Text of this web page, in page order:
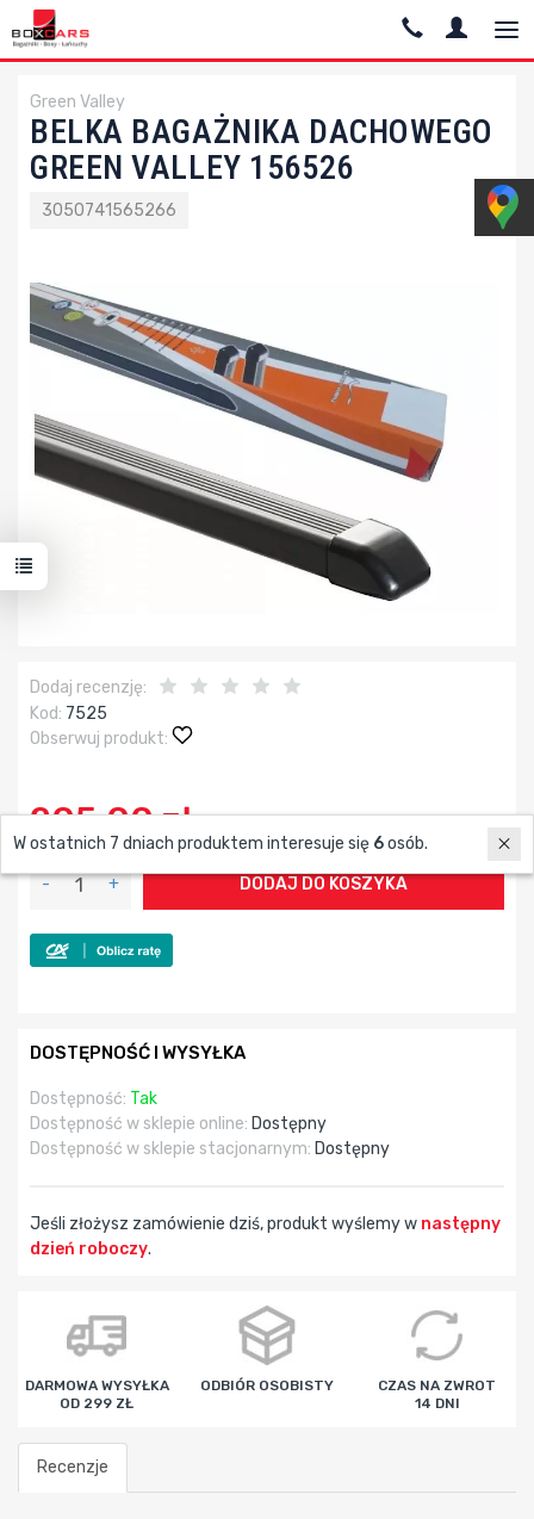
Green Valley
BELKA BAGAŻNIKA DACHOWEGO
GREEN VALLEY 156526
3050741565266
Dodaj recenzję:
Kod: 7525
Obserwuj produkt:
205,00 zł
- + DODAJ DO KOSZYKA
DOSTĘPNOŚĆ I WYSYŁKA
Dostępność: Tak
Dostępność w sklepie online: Dostępny
Dostępność w sklepie stacjonarnym: Dostępny
Jeśli złożysz zamówienie dziś, produkt wyślemy w następny
dzień roboczy.
godz min
DARMOWA WYSYŁKA
OD 299 ZŁ
ODBIÓR OSOBISTY
CZAS NA ZWROT
14 DNI
Recenzje
W ostatnich 7 dniach produktem interesuje się 6osób.